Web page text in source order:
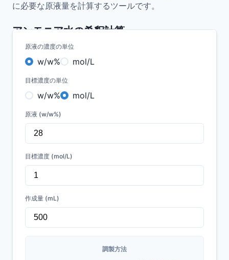
に必要な原液量を計算するツールです。
アンモニア水の希釈計算
原液の濃度の単位
w/w% mol/L
目標濃度の単位
w/w% mol/L
原液 (w/w%)
目標濃度 (mol/L)
作成量 (mL)
調製方法